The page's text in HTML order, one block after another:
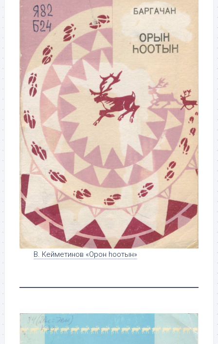
В. Кейметинов «Орон hоотын»